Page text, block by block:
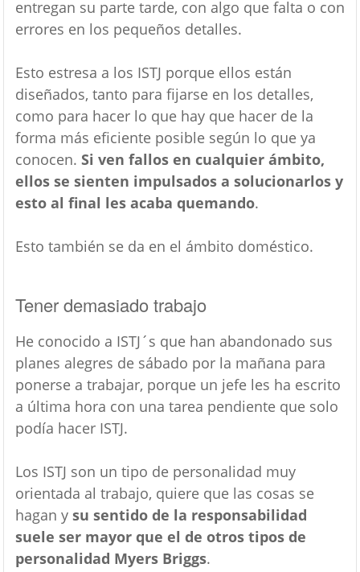
entregan su parte tarde, con algo que falta o con
errores en los pequeños detalles.
Esto estresa a los ISTJ porque ellos están
diseñados, tanto para fijarse en los detalles,
como para hacer lo que hay que hacer de la
forma más eficiente posible según lo que ya
conocen. Si ven fallos en cualquier ámbito,
ellos se sienten impulsados a solucionarlos y
esto al final les acaba quemando.
Esto también se da en el ámbito doméstico.
Tener demasiado trabajo
He conocido a ISTJ´s que han abandonado sus
planes alegres de sábado por la mañana para
ponerse a trabajar, porque un jefe les ha escrito
a última hora con una tarea pendiente que solo
podía hacer ISTJ.
Los ISTJ son un tipo de personalidad muy
orientada al trabajo, quiere que las cosas se
hagan y su sentido de la responsabilidad
suele ser mayor que el de otros tipos de
personalidad Myers Briggs.